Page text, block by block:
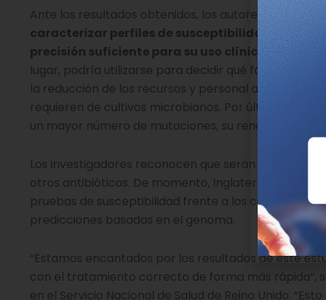
Ante los resultados obtenidos, los autores del
caracterizar perfiles de susceptibilidad a los
precisión suficiente para su uso clínico”
. Esta
lugar, podría utilizarse para decidir qué fármacos
la reducción de los recursos y personal asociados
requieren de cultivos microbianos. Por último,
un mayor número de mutaciones, su rendimiento es
Los investigadores reconocen que serán
otros antibióticos. De momento, Inglaterra, Países
pruebas de susceptibilidad frente a los cuatro
predicciones basadas en el genoma.
“Estamos encantados por los resultados de este
con el tratamiento correcto de forma más rápida”,
en el Servicio Nacional de Salud de Reino Unido.